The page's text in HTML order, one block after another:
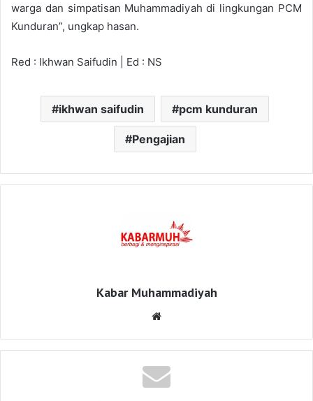
warga dan simpatisan Muhammadiyah di lingkungan PCM
Kunduran”, ungkap hasan.
Red : Ikhwan Saifudin | Ed : NS
ikhwan saifudin pcm kunduran
Pengajian
Kabar Muhammadiyah